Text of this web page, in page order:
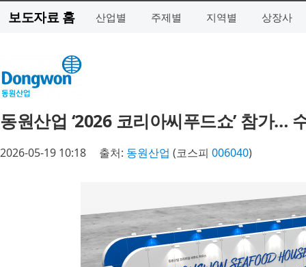
보도자료 홈 산업별 주제별 지역별 상장사
동원산업 ‘2026 코리아씨푸드쇼’ 참가…
2026-05-19 10:18 출처: 동원산업 (코스피 006040)